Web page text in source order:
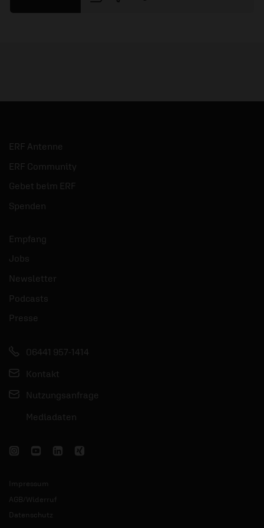
ERF Antenne
ERF Community
Gebet beim ERF
Spenden
Empfang
Jobs
Newsletter
Podcasts
Presse
06441 957-1414
Kontakt
Nutzungsanfrage
Mediadaten
Impressum
AGB/Widerruf
Datenschutz